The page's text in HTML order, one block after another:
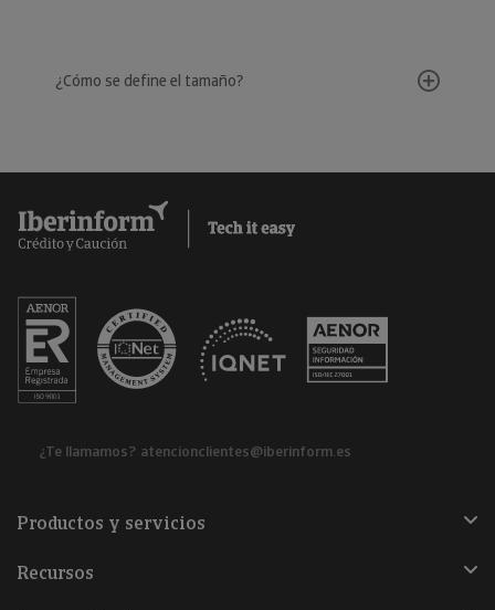
¿Cómo se define el tamaño?
¿Te llamamos? atencionclientes@iberinform.es
Productos y servicios
Recursos